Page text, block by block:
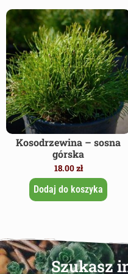
Kosodrzewina – sosna
górska
18.00zł
Dodaj do koszyka
Szukasz